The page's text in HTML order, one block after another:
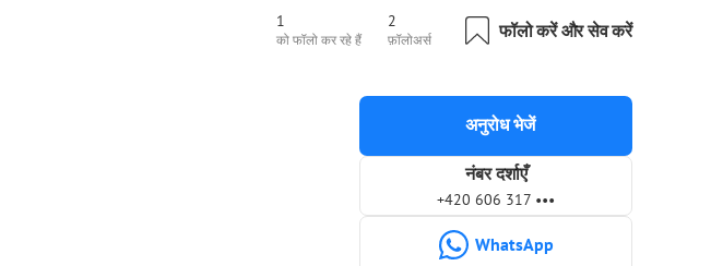
1
को फॉलो कर रहे हैं
2
फ़ॉलोअर्स फॉलो करें और सेव करें
अनुरोध भेजें
नंबर दर्शाएँ
+420 606 317 •••
WhatsApp